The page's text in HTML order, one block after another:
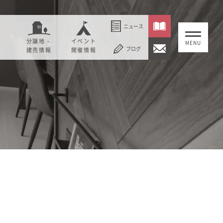
ること
ージ
分譲地・
建売情報
イベント
開催情報
ニュース
ブログ
ぎくらについて
大切にしていること